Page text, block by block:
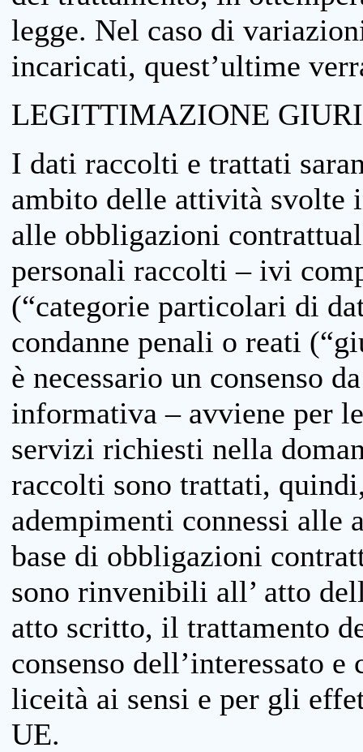
legge. Nel caso di
incaricati, quest’ultime
LEGITTIMAZIONE
I dati raccolti e trattati
ambito delle attività svolte
alle obbligazioni
personali raccolti – ivi
(“categorie particolari di
condanne penali o reati
è necessario un consenso
informativa – avviene per
servizi richiesti nella
raccolti sono trattati,
adempimenti connessi
base di obbligazioni
sono rinvenibili all’ atto
atto scritto, il trattamento
consenso dell’interessato
liceità ai sensi e per gli
UE.